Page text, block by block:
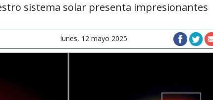
sistema solar presenta impresionantes
lunes, 12 mayo 2025